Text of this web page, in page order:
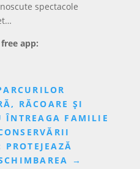
spectacole
app:
RĂCOARE ȘI
ÎNTREAGA FAMILIE
→